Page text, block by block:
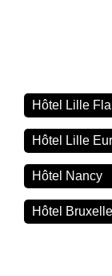
Hôtel Lille
Hôtel Lille
Hôtel Nancy
Hôtel